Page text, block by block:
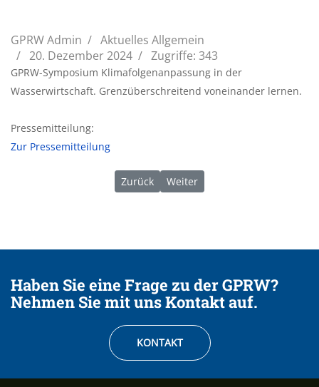
GPRW Admin
Aktuelles Allgemein
20. Dezember 2024
Zugriffe: 343
GPRW-Symposium Klimafolgenanpassung in der
Wasserwirtschaft. Grenzüberschreitend voneinander lernen.
Pressemitteilung:
Zur Pressemitteilung
Vorheriger Beitrag: 06/2023 | Trinkbare
Zurück Nächster Beitrag: 01/2024 |
Weiter
Haben Sie eine Frage zu der GPRW?
Nehmen Sie mit uns Kontakt auf.
KONTAKT